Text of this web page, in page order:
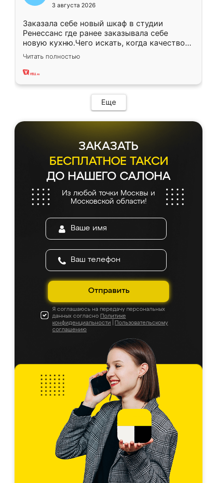
3 августа 2026
Заказала себе новый шкаф в студии
Ренессанс где ранее заказывала себе
новую кухню.Чего искать, когда качеством
вполне довольна. Служит кухня уже почти
два года, нареканий нет.
Читать полностью
Еще
ЗАКАЗАТЬ
БЕСПЛАТНОЕ ТАКСИ
ДО НАШЕГО САЛОНА
Из любой точки Москвы и
Московской области!
Отправить
Я соглашаюсь на передачу персональных
данных согласно Политике
конфиденциальности
Пользовательскому
соглашению